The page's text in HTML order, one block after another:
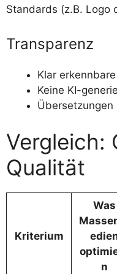
Standards (z.B. Logo
Transparenz
Klar
Keine KI-
Vergleich:
Qualität
Kriterium
Was
n